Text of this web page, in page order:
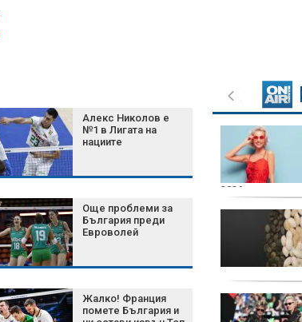
Алекс Николов е
№1 в Лигата на
нациите
Още проблеми за
България преди
Евроволей
Жалко! Франция
помете България и
2026 г.